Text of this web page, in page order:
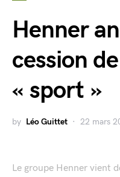
Henner
cession
« sport »
by Léo Guittet 22 mars
Le groupe Henner vient